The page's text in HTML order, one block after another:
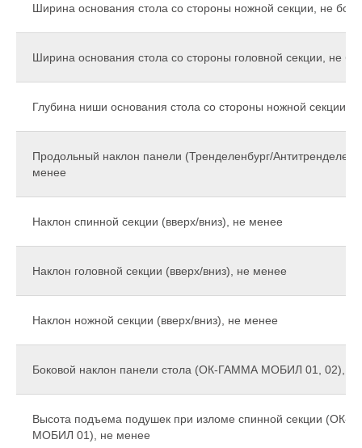
Ширина основания стола со стороны ножной секции, не
Ширина основания стола со стороны головной секции, не
Глубина ниши основания стола со стороны ножной секции,
Продольный наклон панели (Тренделенбург/
менее
Наклон спинной секции (вверх/вниз), не менее
Наклон головной секции (вверх/вниз), не менее
Наклон ножной секции (вверх/вниз), не менее
Боковой наклон панели стола (ОК-ГАММА МОБИЛ 01, 02),
Высота подъема подушек при изломе спинной секции (ОК-
МОБИЛ 01), не менее